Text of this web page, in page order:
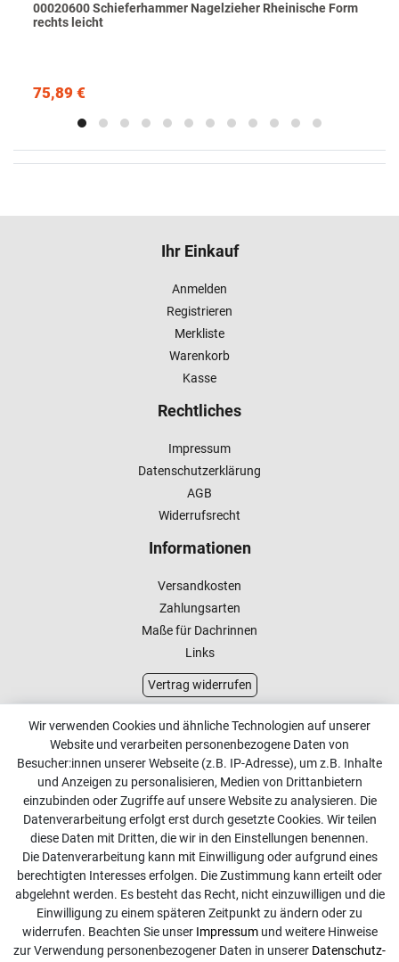
00020600 Schieferhammer Nagelzieher Rheinische Form
rechts leicht
75,89 €
Ihr Einkauf
Anmelden
Registrieren
Merkliste
Warenkorb
Kasse
Rechtliches
Impressum
Datenschutzerklärung
AGB
Widerrufsrecht
Informationen
Versandkosten
Zahlungsarten
Maße für Dachrinnen
Links
Vertrag widerrufen
Kundenservice
Kontakt
Online Retourenservice
Kontakt
info@dachdecker-shop.de
+49 3501 507295
Montag - Freitag, 08:00 - 16:00
Anrufe aus dem dt. Festnetz zum Ortstarif, Preise aus dem
Wir verwenden Cookies und ähnliche Technologien auf unserer
Website und verarbeiten personenbezogene Daten von
Besucher:innen unserer Webseite (z.B. IP-Adresse), um z.B. Inhalte
und Anzeigen zu personalisieren, Medien von Drittanbietern
einzubinden oder Zugriffe auf unsere Website zu analysieren. Die
Datenverarbeitung erfolgt erst durch gesetzte Cookies. Wir teilen
diese Daten mit Dritten, die wir in den Einstellungen benennen.
Die Datenverarbeitung kann mit Einwilligung oder aufgrund eines
berechtigten Interesses erfolgen. Die Zustimmung kann erteilt oder
abgelehnt werden. Es besteht das Recht, nicht einzuwilligen und die
Einwilligung zu einem späteren Zeitpunkt zu ändern oder zu
widerrufen. Beachten Sie unser Impressumund weitere Hinweise
zur Verwendung personenbezogener Daten in unserer Daten­schutz­